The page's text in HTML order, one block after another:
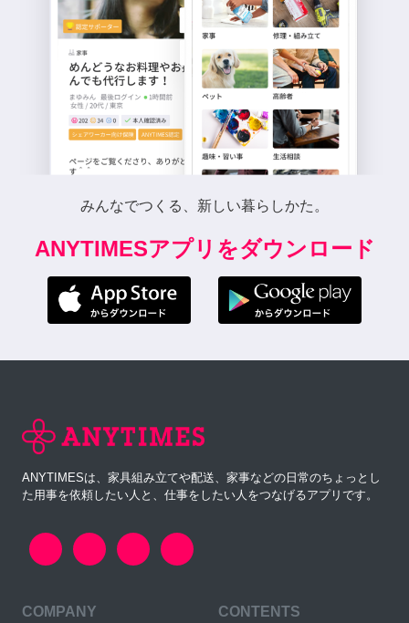
みんなでつくる、新しい暮らしかた。
ANYTIMESアプリをダウンロード
ANYTIMESは、家具組み立てや配送、家事などの日常のちょっとし
た用事を依頼したい人と、仕事をしたい人をつなげるアプリです。
COMPANY CONTENTS